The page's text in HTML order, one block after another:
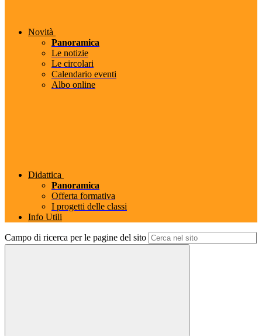
Novità
Panoramica
Le notizie
Le circolari
Calendario eventi
Albo online
Didattica
Panoramica
Offerta formativa
I progetti delle classi
Info Utili
Campo di ricerca per le pagine del sito